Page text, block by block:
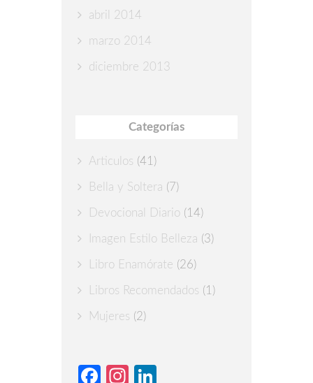
abril 2014
marzo 2014
diciembre 2013
Categorías
Articulos (41)
Bella y Soltera (7)
Devocional Diario (14)
Imagen Estilo Belleza (3)
Libro Enamórate (26)
Libros Recomendados (1)
Mujeres (2)
Facebook
Instagram